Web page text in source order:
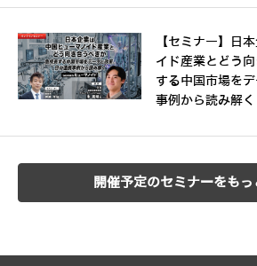
【セミナー】日
イド産業とどう
する中国市場を
事例から読み解く
開催予定のセミナーをもっ